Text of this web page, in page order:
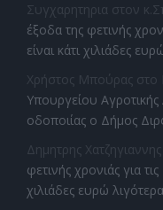
Συγχαρητηρια στον
έξοδα της φετινής
είναι κάτι χιλιάδες
Χρήστος Μπούρας στο
Υπουργείου Αγροτικής
οδοποιίας ο Δήμος
Δημητρης Χατζηγιαννης
φετινής χρονιάς για
χιλιάδες ευρώ